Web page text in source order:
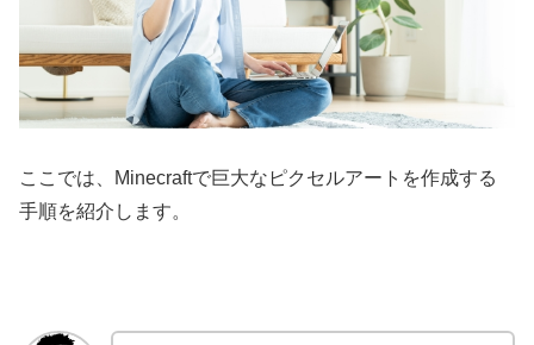
ここでは、Minecraftで巨大なピクセルアートを作成する
手順を紹介します。